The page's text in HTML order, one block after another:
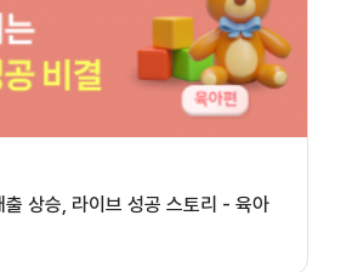
출 상승, 라이브 성공 스토리 - 육아